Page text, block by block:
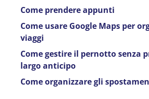
Come prendere appunti
Come usare Google Maps per
viaggi
Come gestire il pernotto senza
largo anticipo
Come organizzare gli